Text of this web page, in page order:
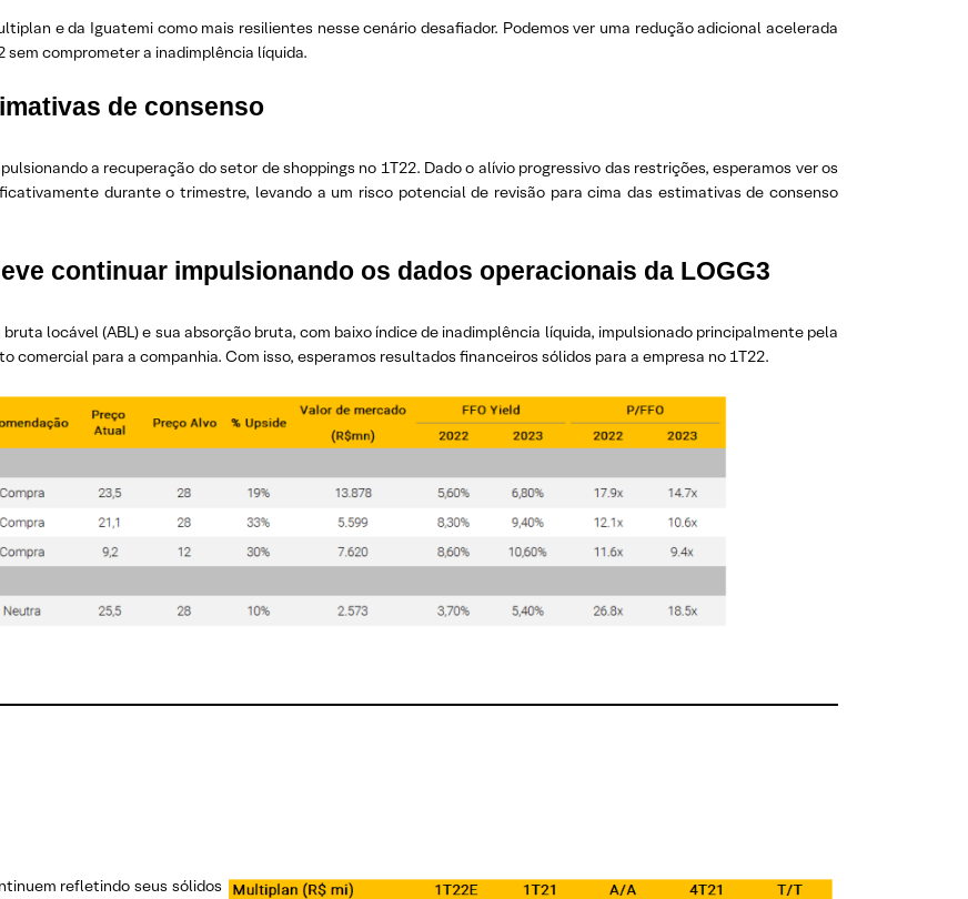
e da Iguatemi como mais resilientes nesse cenário desafiador. Podemos ver uma redução adicional acelerada
sem comprometer a inadimplência líquida.
de consenso
a recuperação do setor de shoppings no 1T22. Dado o alívio progressivo das restrições, esperamos ver os
durante o trimestre, levando a um risco potencial de revisão para cima das estimativas de consenso
continuar impulsionando os dados operacionais da LOGG3
locável (ABL) e sua absorção bruta, com baixo índice de inadimplência líquida, impulsionado principalmente pela
para a companhia. Com isso, esperamos resultados financeiros sólidos para a empresa no 1T22.
refletindo seus sólidos